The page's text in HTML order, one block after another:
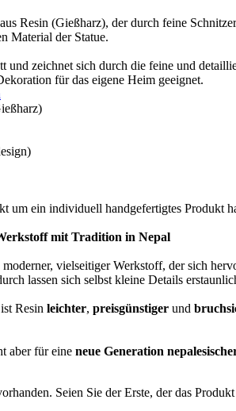
Resin (Gießharz), der durch feine
Material der Statue.
und zeichnet sich durch die feine und
für das eigene Heim geeignet.
um ein individuell handgefertigtes
mit Tradition in Nepal
vielseitiger Werkstoff, der sich
lassen sich selbst kleine Details
Resin leichter, preisgünstiger und
aber für eine neue Generation
Seien Sie der Erste, der das